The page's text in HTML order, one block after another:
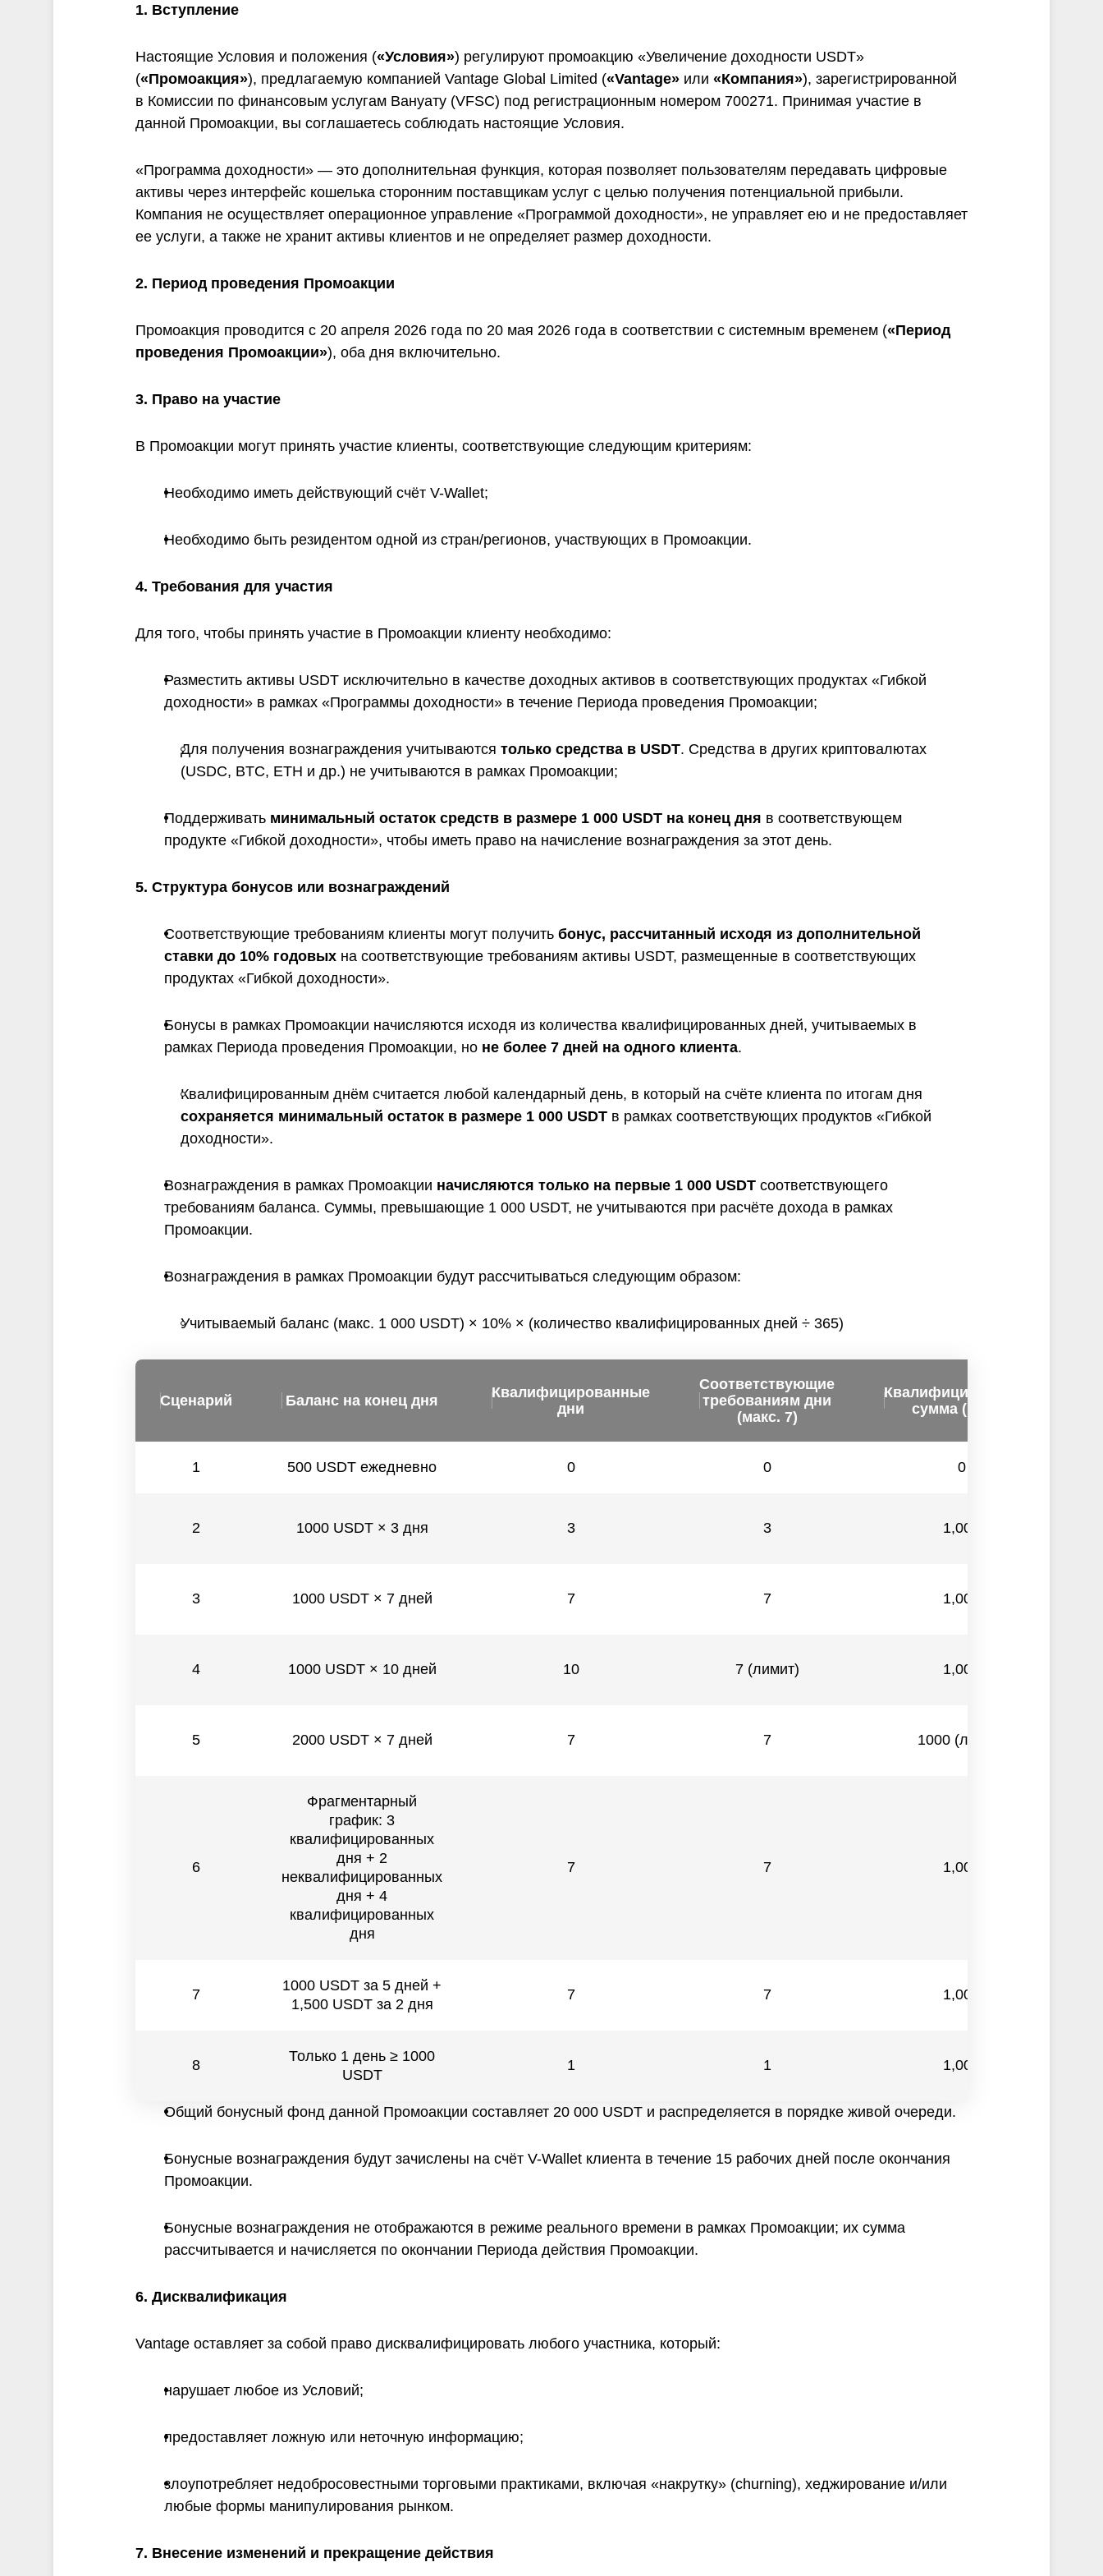
Торгуйте акциями таких компаний, как
Акции ЕС
Торгуйте акциями таких компаний, как
Heineken, LVMH и Adidas
AstraZeneca, Unilever и BP
Копитрейдинг
ПОПУЛЯРНОЕ
Копируйте, торгуйте и зарабатывайте в
одно касание
Демо торговля
средств
Форекс VPS
бесперебойной торговли
1. Вступление
Настоящие Условия и положения («Условия») регулируют промоакцию «Увеличение доходности USDT»
(«Промоакция»), предлагаемую компанией Vantage Global Limited («Vantage» или «Компания»), зарегистрированной
в Комиссии по финансовым услугам Вануату (VFSC) под регистрационным номером 700271. Принимая участие в
данной Промоакции, вы соглашаетесь соблюдать настоящие Условия.
«Программа доходности» — это дополнительная функция, которая позволяет пользователям передавать цифровые
активы через интерфейс кошелька сторонним поставщикам услуг с целью получения потенциальной прибыли.
Компания не осуществляет операционное управление «Программой доходности», не управляет ею и не предоставляет
ее услуги, а также не хранит активы клиентов и не определяет размер доходности.
2. Период проведения Промоакции
Промоакция проводится с 20 апреля 2026 года по 20 мая 2026 года в соответствии с системным временем («Период
проведения Промоакции»), оба дня включительно.
3. Право на участие
В Промоакции могут принять участие клиенты, соответствующие следующим критериям:
Необходимо иметь действующий счёт V-Wallet;
Необходимо быть резидентом одной из стран/регионов, участвующих в Промоакции.
4. Требования для участия
Для того, чтобы принять участие в Промоакции клиенту необходимо:
Разместить активы USDT исключительно в качестве доходных активов в соответствующих продуктах «Гибкой
доходности» в рамках «Программы доходности» в течение Периода проведения Промоакции;
Для получения вознаграждения учитываются только средства в USDT. Средства в других криптовалютах
(USDC, BTC, ETH и др.) не учитываются в рамках Промоакции;
Поддерживать минимальный остаток средств в размере 1 000 USDT на конец дня в соответствующем
продукте «Гибкой доходности», чтобы иметь право на начисление вознаграждения за этот день.
5. Структура бонусов или вознаграждений
Соответствующие требованиям клиенты могут получить бонус, рассчитанный исходя из дополнительной
ставки до 10% годовых на соответствующие требованиям активы USDT, размещенные в соответствующих
продуктах «Гибкой доходности».
Бонусы в рамках Промоакции начисляются исходя из количества квалифицированных дней, учитываемых в
рамках Периода проведения Промоакции, но не более 7 дней на одного клиента.
Квалифицированным днём считается любой календарный день, в который на счёте клиента по итогам дня
сохраняется минимальный остаток в размере 1 000 USDT в рамках соответствующих продуктов «Гибкой
доходности».
Вознаграждения в рамках Промоакции начисляются только на первые 1 000 USDT соответствующего
требованиям баланса. Суммы, превышающие 1 000 USDT, не учитываются при расчёте дохода в рамках
Промоакции.
Вознаграждения в рамках Промоакции будут рассчитываться следующим образом:
Учитываемый баланс (макс. 1 000 USDT) × 10% × (количество квалифицированных дней ÷ 365)
Сценарий Баланс на конец дня
Квалифицированные
дни
Соответствующие
требованиям дни
(макс. 7)
Квалифицированная
сумма (USDT)
1 500 USDT ежедневно 0 0 0
2 1000 USDT × 3 дня 3 3 1,000
3 1000 USDT × 7 дней 7 7 1,000
4 1000 USDT × 10 дней 10 7 (лимит) 1,000
5 2000 USDT × 7 дней 7 7 1000 (лимит)
6
Фрагментарный
график: 3
квалифицированных
дня + 2
неквалифицированных
дня + 4
квалифицированных
дня
7 7 1,000
7
1000 USDT за 5 дней +
1,500 USDT за 2 дня
7 7 1,000
8
Только 1 день ≥ 1000
USDT
1 1 1,000
Общий бонусный фонд данной Промоакции составляет 20 000 USDT и распределяется в порядке живой очереди.
Бонусные вознаграждения будут зачислены на счёт V-Wallet клиента в течение 15 рабочих дней после окончания
Промоакции.
Бонусные вознаграждения не отображаются в режиме реального времени в рамках Промоакции; их сумма
рассчитывается и начисляется по окончании Периода действия Промоакции.
6. Дисквалификация
Vantage оставляет за собой право дисквалифицировать любого участника, который:
нарушает любое из Условий;
предоставляет ложную или неточную информацию;
злоупотребляет недобросовестными торговыми практиками, включая «накрутку» (churning), хеджирование и/или
любые формы манипулирования рынком.
7. Внесение изменений и прекращение действия